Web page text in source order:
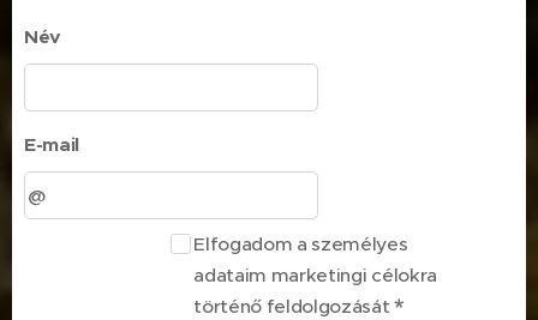
Név
E-mail
Elfogadom a személyes
adataim marketingi célokra
történő feldolgozását